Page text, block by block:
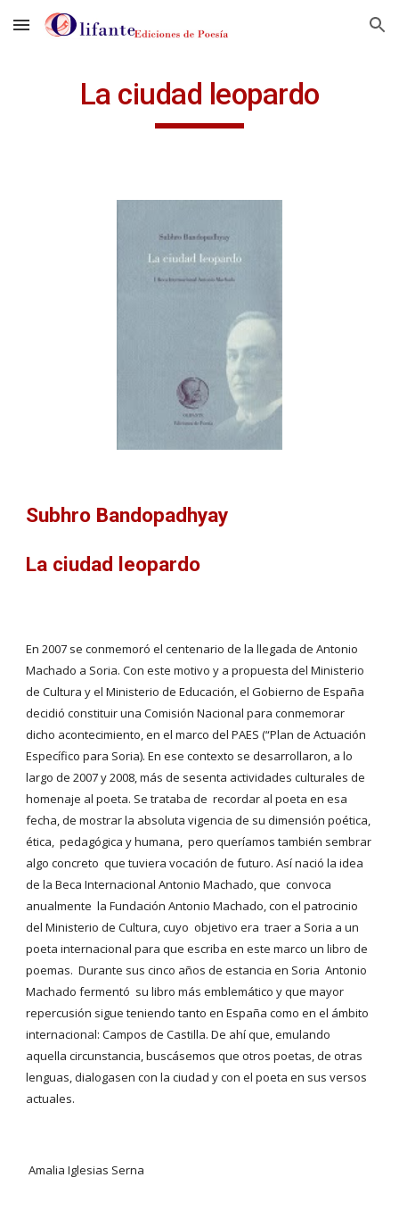
Skip to main content Skip to navigation
La ciudad leopardo
Subhro Bandopadhyay
La ciudad leopardo
En 2007 se conmemoró el centenario de la llegada de Antonio
Machado a Soria. Con este motivo y a propuesta del Ministerio
de Cultura y el Ministerio de Educación, el Gobierno de España
decidió constituir una Comisión Nacional para conmemorar
dicho acontecimiento, en el marco del PAES (“Plan de Actuación
Específico para Soria). En ese contexto se desarrollaron, a lo
largo de 2007 y 2008, más de sesenta actividades culturales de
homenaje al poeta. Se trataba de  recordar al poeta en esa
fecha, de mostrar la absoluta vigencia de su dimensión poética,
ética,  pedagógica y humana,  pero queríamos también sembrar
algo concreto  que tuviera vocación de futuro. Así nació la idea
de la Beca Internacional Antonio Machado, que  convoca
anualmente  la Fundación Antonio Machado, con el patrocinio
del Ministerio de Cultura, cuyo  objetivo era  traer a Soria a un
poeta internacional para que escriba en este marco un libro de
poemas.  Durante sus cinco años de estancia en Soria  Antonio
Machado fermentó  su libro más emblemático y que mayor
repercusión sigue teniendo tanto en España como en el ámbito
internacional: Campos de Castilla. De ahí que, emulando
aquella circunstancia, buscásemos que otros poetas, de otras
lenguas, dialogasen con la ciudad y con el poeta en sus versos
actuales.
Amalia Iglesias Serna